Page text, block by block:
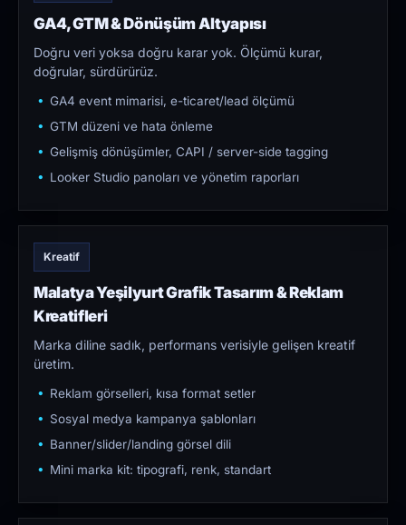
GA4, GTM & Dönüşüm Altyapısı
Doğru veri yoksa doğru karar yok. Ölçümü kurar,
doğrular, sürdürürüz.
GA4 event mimarisi, e-ticaret/lead ölçümü
GTM düzeni ve hata önleme
Gelişmiş dönüşümler, CAPI / server-side tagging
Looker Studio panoları ve yönetim raporları
Kreatif
Malatya Yeşilyurt Grafik Tasarım & Reklam
Kreatifleri
Marka diline sadık, performans verisiyle gelişen kreatif
üretim.
Reklam görselleri, kısa format setler
Sosyal medya kampanya şablonları
Banner/slider/landing görsel dili
Mini marka kit: tipografi, renk, standart